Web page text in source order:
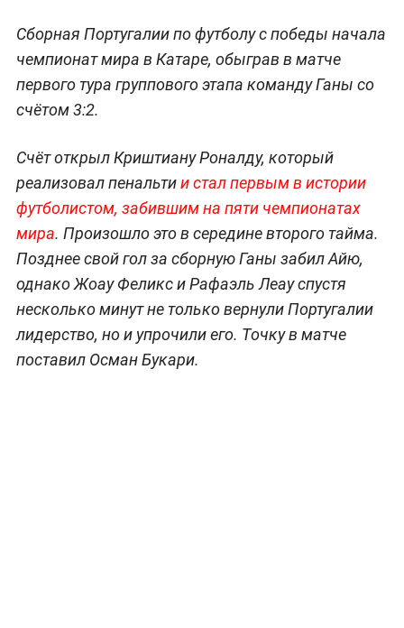
Сборная Португалии по футболу с победы начала
чемпионат мира в Катаре, обыграв в матче
первого тура группового этапа команду Ганы со
счётом 3:2.
Счёт открыл Криштиану Роналду, который
реализовал пенальтии стал первым в истории
футболистом, забившим на пяти чемпионатах
мира. Произошло это в середине второго тайма.
Позднее свой гол за сборную Ганы забил Айю,
однако Жоау Феликс и Рафаэль Леау спустя
несколько минут не только вернули Португалии
лидерство, но и упрочили его. Точку в матче
поставил Осман Букари.